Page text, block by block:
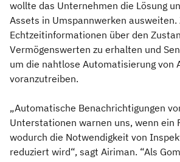
wollte das Unternehmen die Lösung
Assets in Umspannwerken ausweiten.
Echtzeitinformationen über den
Vermögenswerten zu erhalten und
um die nahtlose Automatisierung von
voranzutreiben.
„Automatische Benachrichtigungen
Unterstationen warnen uns, wenn ein
wodurch die Notwendigkeit von
reduziert wird“, sagt Airiman. “Als